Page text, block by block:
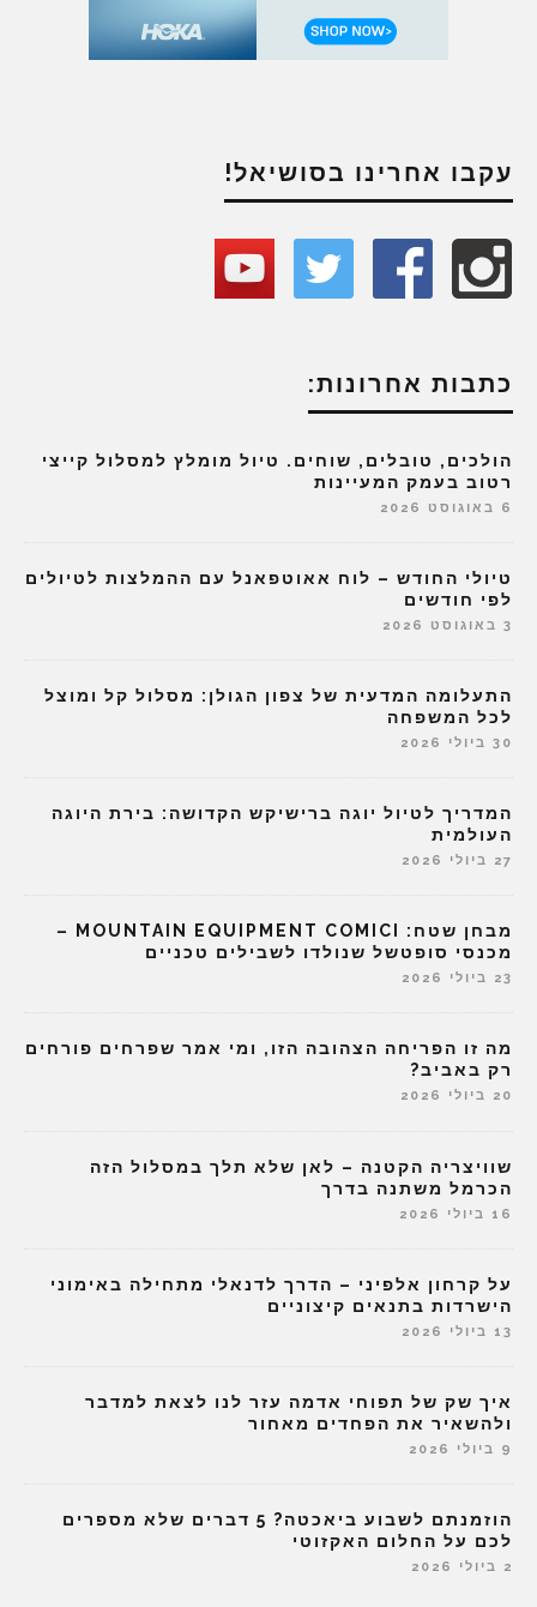
עקבו אחרינו בסושיאל!
כתבות אחרונות:
הולכים, טובלים, שוחים. טיול מומלץ למסלול קייצי
רטוב בעמק המעיינות
6 באוגוסט 2026
טיולי החודש – לוח אאוטפאנל עם ההמלצות לטיולים
לפי חודשים
3 באוגוסט 2026
התעלומה המדעית של צפון הגולן: מסלול קל ומוצל
לכל המשפחה
30 ביולי 2026
המדריך לטיול יוגה ברישיקש הקדושה: בירת היוגה
העולמית
27 ביולי 2026
מבחן שטח: MOUNTAIN EQUIPMENT COMICI –
מכנסי סופטשל שנולדו לשבילים טכניים
23 ביולי 2026
מה זו הפריחה הצהובה הזו, ומי אמר שפרחים פורחים
רק באביב?
20 ביולי 2026
שוויצריה הקטנה – לאן שלא תלך במסלול הזה
הכרמל משתנה בדרך
16 ביולי 2026
על קרחון אלפיני – הדרך לדנאלי מתחילה באימוני
הישרדות בתנאים קיצוניים
13 ביולי 2026
איך שק של תפוחי אדמה עזר לנו לצאת למדבר
ולהשאיר את הפחדים מאחור
9 ביולי 2026
הוזמנתם לשבוע ביאכטה? 5 דברים שלא מספרים
לכם על החלום האקזוטי
2 ביולי 2026